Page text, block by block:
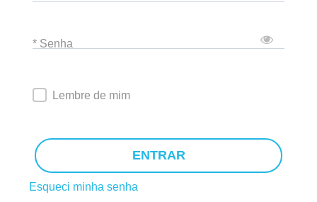
* Senha
Lembre de mim
ENTRAR
Esqueci minha senha